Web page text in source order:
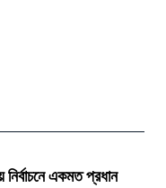
নির্বাচনে একমত প্রধান